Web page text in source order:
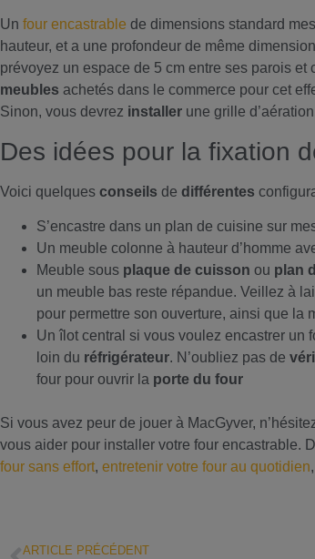
Un four encastrable de dimensions standard
hauteur, et a une profondeur de même
prévoyez un espace de 5 cm entre ses parois et
meubles achetés dans le commerce pour cet
Sinon, vous devrez installer une grille
Des idées pour la fixation
Voici quelques conseils de différentes
S’encastre dans un plan de cuisine sur
Un meuble colonne à hauteur d’homme
Meuble sous plaque de cuisson ou plan
un meuble bas reste répandue. Veillez à
pour permettre son ouverture, ainsi que la
Un îlot central si vous voulez encastrer un
loin du réfrigérateur. N’oubliez pas de
four pour ouvrir la porte du four
Si vous avez peur de jouer à MacGyver,
vous aider pour installer votre four encastrable.
four sans effort, entretenir votre four au quotidien
ARTICLE PRÉCÉDENT